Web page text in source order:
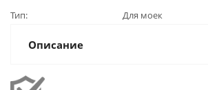
Тип Для моек
Описание